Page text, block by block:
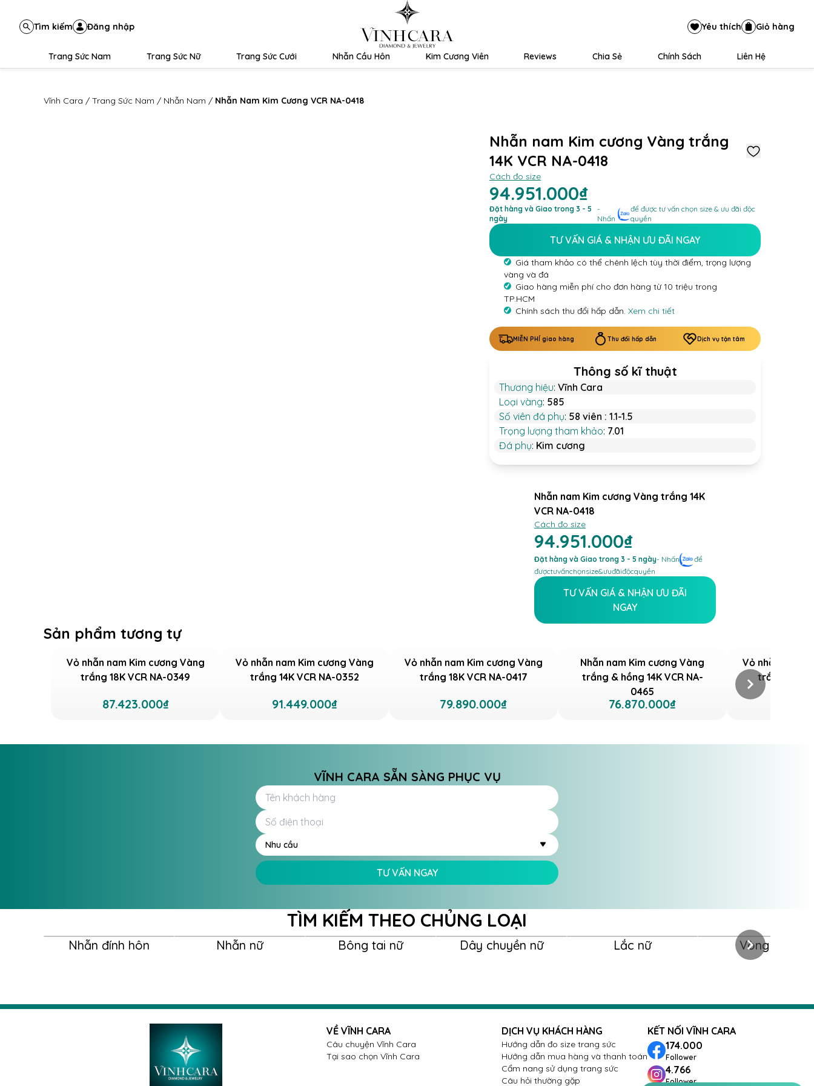
Tìm kiếm Đăng nhập Yêu thích Giỏ hàng
Trang Sức Nam Trang Sức Nữ Trang Sức Cưới Nhẫn Cầu Hôn Kim Cương Viên Reviews Chia Sẻ Chính Sách Liên Hệ
Vĩnh Cara / Trang Sức Nam / Nhẫn Nam / Nhẫn Nam Kim Cương VCR NA-0418
Nhẫn nam Kim cương Vàng trắng
14K VCR NA-0418
Cách đo size
94.951.000₫
Đặt hàng và Giao trong 3 - 5
ngày
-
Nhấn
để được tư vấn chọn size & ưu đãi độc
quyền
TƯ VẤN GIÁ & NHẬN ƯU ĐÃI NGAY
Giá tham khảo có thể chênh lệch tùy thời điểm, trọng lượng
vàng và đá
Giao hàng miễn phí cho đơn hàng từ 10 triệu trong
TP.HCM
Chính sách thu đổi hấp dẫn. Xem chi tiết
MIỄN PHÍ giao hàng Thu đổi hấp dẫn Dịch vụ tận tâm
Thông số kĩ thuật
Thương hiệu: Vĩnh Cara
Loại vàng: 585
Số viên đá phụ: 58 viên : 1.1-1.5
Trọng lượng tham khảo: 7.01
Đá phụ: Kim cương
Nhẫn nam Kim cương Vàng trắng 14K
VCR NA-0418
Cách đo size
94.951.000₫
Đặt hàng và Giao trong 3 - 5 ngày- Nhấn
để
đượctưvấnchọnsize&ưuđãiđộcquyền
TƯ VẤN GIÁ & NHẬN ƯU ĐÃI
NGAY
Sản phẩm tương tự
Vỏ nhẫn nam Kim cương Vàng
trắng 18K VCR NA-0349
87.423.000₫
Vỏ nhẫn nam Kim cương Vàng
trắng 14K VCR NA-0352
91.449.000₫
Vỏ nhẫn nam Kim cương Vàng
trắng 18K VCR NA-0417
79.890.000₫
Nhẫn nam Kim cương Vàng
trắng & hồng 14K VCR NA-
0465
76.870.000₫
Vỏ nhẫn nam
trắng 18K
VĨNH CARA SẴN SÀNG PHỤC VỤ
Nhu cầu
TƯ VẤN NGAY
TÌM KIẾM THEO CHỦNG LOẠI
Nhẫn đính hôn Nhẫn nữ Bông tai nữ Dây chuyền nữ Lắc nữ Vòng nữ
VỀ VĨNH CARA
Câu chuyện Vĩnh Cara
Tại sao chọn Vĩnh Cara
DỊCH VỤ KHÁCH HÀNG
Hướng dẫn đo size trang sức
Hướng dẫn mua hàng và thanh toán
Cẩm nang sử dụng trang sức
Câu hỏi thường gặp
KẾT NỐI VĨNH CARA
174.000
Follower
4.766
Follower